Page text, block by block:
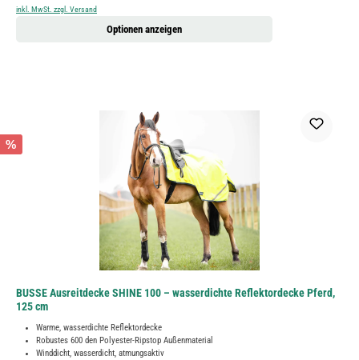
inkl. MwSt. zzgl. Versand
Optionen anzeigen
%
BUSSE Ausreitdecke SHINE 100 – wasserdichte Reflektordecke Pferd,
125 cm
Warme, wasserdichte Reflektordecke
Robustes 600 den Polyester-Ripstop Außenmaterial
Winddicht, wasserdicht, atmungsaktiv